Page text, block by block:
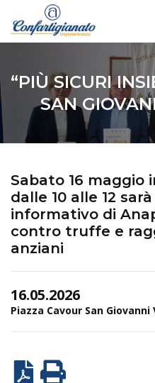
“PIÙ SICURI
SAN
Sabato 16 maggio
dalle 10 alle 12
informativo di
contro truffe e
anziani
16.05.2026
Piazza Cavour San Giovanni